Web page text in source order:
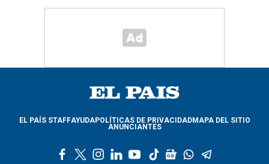
EL PAÍS STAFFAYUDAPOLÍTICAS DE PRIVACIDADMAPA DEL SITIO
ANUNCIANTES
l
y
t
g
w